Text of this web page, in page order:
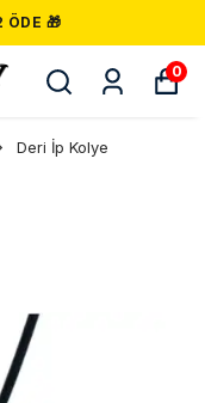
ÖDE 🎁
0
Deri İp Kolye